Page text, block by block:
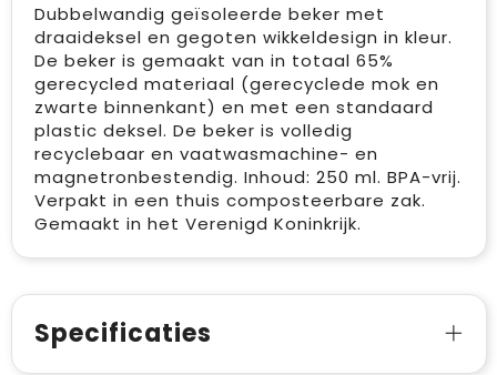
Dubbelwandig geïsoleerde beker met
draaideksel en gegoten wikkeldesign in kleur.
De beker is gemaakt van in totaal 65%
gerecycled materiaal (gerecyclede mok en
zwarte binnenkant) en met een standaard
plastic deksel. De beker is volledig
recyclebaar en vaatwasmachine- en
magnetronbestendig. Inhoud: 250 ml. BPA-vrij.
Verpakt in een thuis composteerbare zak.
Gemaakt in het Verenigd Koninkrijk.
Specificaties